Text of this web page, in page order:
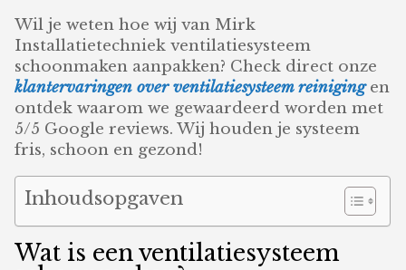
Wil je weten hoe wij van Mirk
Installatietechniek ventilatiesysteem
schoonmaken aanpakken? Check direct onze
klantervaringen over ventilatiesysteem reinigingen
ontdek waarom we gewaardeerd worden met
5/5 Google reviews. Wij houden je systeem
fris, schoon en gezond!
Inhoudsopgaven
Wat is een ventilatiesysteem